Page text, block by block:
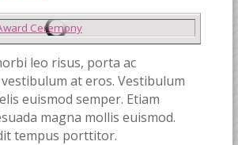
leo risus, porta ac
at eros. Vestibulum
euismod semper. Etiam
magna mollis euismod.
tempus porttitor.